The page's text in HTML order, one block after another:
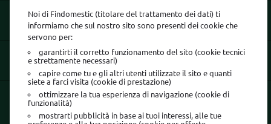
INFORMAZIONI LEGALI
SEGUICI SU
La sicurezza è tutto:
Noi di Findomestic (titolare del trattamento dei dati) ti
informiamo che sul nostro sito sono presenti dei cookie che
servono per:
garantirti il corretto funzionamento del sito (cookie tecnici
e strettamente necessari)
capire come tu e gli altri utenti utilizzate il sito e quanti
siete a farci visita (cookie di prestazione)
ottimizzare la tua esperienza di navigazione (cookie di
funzionalità)
mostrarti pubblicità in base ai tuoi interessi, alle tue